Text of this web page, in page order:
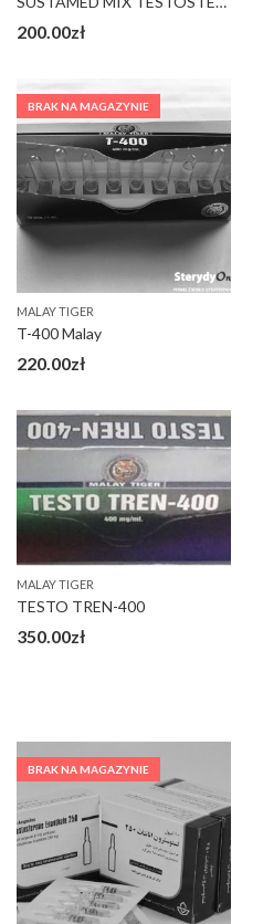
200.00zł
BRAK NA MAGAZYNIE
MALAY TIGER
T-400 Malay
220.00zł
MALAY TIGER
TESTO TREN-400
350.00zł
BRAK NA MAGAZYNIE